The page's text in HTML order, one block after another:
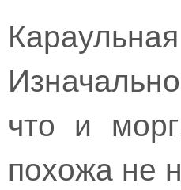
что и
похожа не